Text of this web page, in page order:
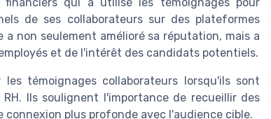
de ses collaborateurs sur des plateformes
non seulement amélioré sa réputation, mais a
et de l'intérêt des candidats potentiels.
témoignages collaborateurs lorsqu'ils sont
Ils soulignent l'importance de recueillir des
plus profonde avec l'audience cible.